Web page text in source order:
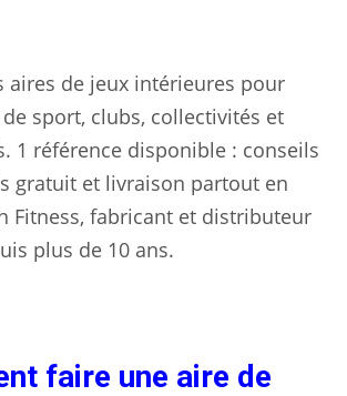
aires de jeux intérieures pour
sport, clubs, collectivités et
1 référence disponible : conseils
gratuit et livraison partout en
Fitness, fabricant et distributeur
plus de 10 ans.
faire une aire de